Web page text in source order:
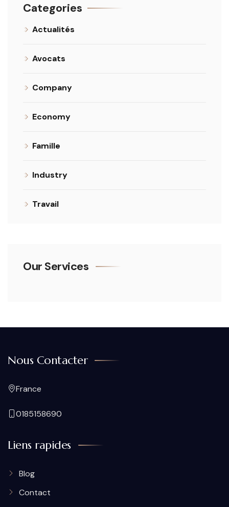
Categories
Actualités
Avocats
Company
Economy
Famille
Industry
Travail
Our Services
Nous Contacter
France
0185158690
Liens rapides
Blog
Contact